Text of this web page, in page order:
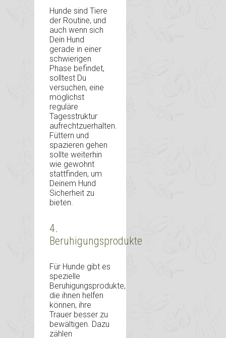
Hunde sind Tiere
der Routine, und
auch wenn sich
Dein Hund
gerade in einer
schwierigen
Phase befindet,
solltest Du
versuchen, eine
möglichst
reguläre
Tagesstruktur
aufrechtzuerhalten.
Füttern und
spazieren gehen
sollte weiterhin
wie gewohnt
stattfinden, um
Deinem Hund
Sicherheit zu
bieten.
4.
Beruhigungsprodukte
Für Hunde gibt es
spezielle
Beruhigungsprodukte,
die ihnen helfen
können, ihre
Trauer besser zu
bewältigen. Dazu
zählen